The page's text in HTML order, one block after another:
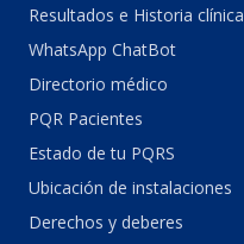
Resultados e Historia clínica
WhatsApp ChatBot
Directorio médico
PQR Pacientes
Estado de tu PQRS
Ubicación de instalaciones
Derechos y deberes